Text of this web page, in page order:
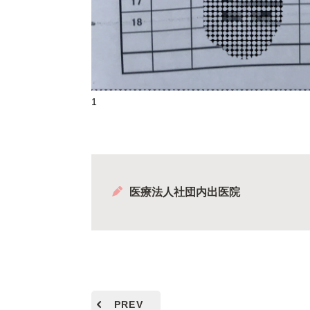
1
医療法人社団内出医院
PREV